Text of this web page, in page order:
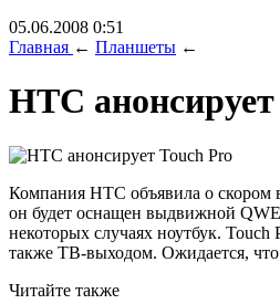
05.06.2008 0:51
Главная ← Планшеты ←
HTC
Компания HTC объявила о скором
он будет оснащен выдвижной
некоторых случаях ноутбук.
также ТВ-выходом. Ожидается, что
Читайте также